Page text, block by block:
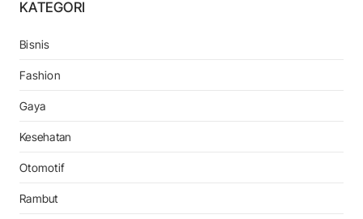
KATEGORI
Bisnis
Fashion
Gaya
Kesehatan
Otomotif
Rambut